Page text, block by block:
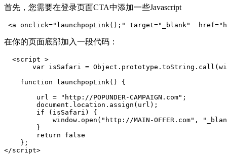
首先，您需要在登录页面CTA中添加一些Javascript
<a onclick="launchpopLink();" target="_blank"
在你的页面底部加入一段代码：
<script >
var isSafari =
function launchpopLink() {
url = "http://POPUNDER-CAMPAIGN.com";
document.location.assign(url);
if (isSafari) {
window.open("http://MAIN-OFFER.com",
}
return false
};
</script>